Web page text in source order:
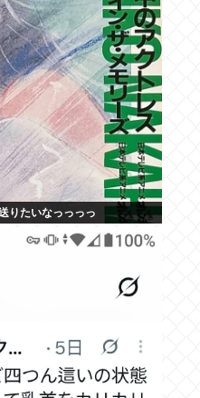
りたいなっっっっ